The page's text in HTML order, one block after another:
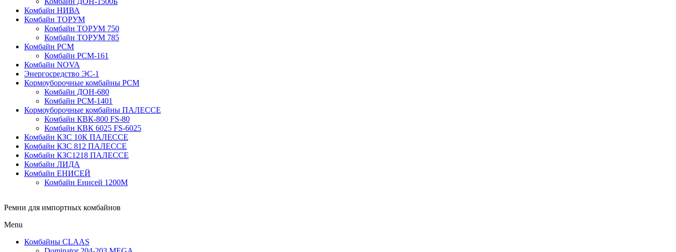
Комбайн НИВА
Комбайн ТОРУМ
Комбайн ТОРУМ 750
Комбайн ТОРУМ 785
Комбайн РСМ
Комбайн РСМ-161
Комбайн NOVA
Энергосредство ЭС-1
Кормоуборочные комбайны РСМ
Комбайн ДОН-680
Комбайн РСМ-1401
Кормоуборочные комбайны ПАЛЕССЕ
Комбайн КВК-800 FS-80
Комбайн КВК 6025 FS-6025
Комбайн КЗС 10К ПАЛЕССЕ
Комбайн КЗС 812 ПАЛЕССЕ
Комбайн КЗС1218 ПАЛЕССЕ
Комбайн ЛИДА
Комбайн ЕНИСЕЙ
Комбайн Енисей 1200М
Ремни для импортных комбайнов
Menu
Комбайны CLAAS